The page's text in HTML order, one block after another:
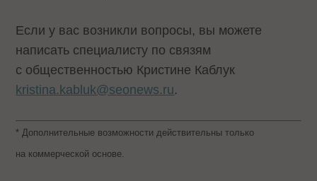
Если у вас возникли вопросы, вы можете
написать специалисту по связям
с общественностью Кристине Каблук
kristina.kabluk@seonews.ru.
* Дополнительные возможности действительны только
на коммерческой основе.